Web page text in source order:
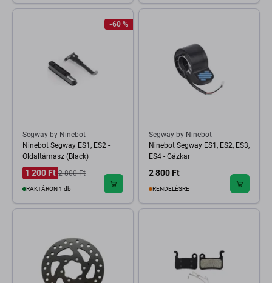
-60 %
Segway by Ninebot
Ninebot Segway ES1, ES2 -
Oldaltámasz (Black)
1 200 Ft 2 800 Ft
RAKTÁRON 1 db
Segway by Ninebot
Ninebot Segway ES1, ES2, ES3,
ES4 - Gázkar
2 800 Ft
RENDELÉSRE